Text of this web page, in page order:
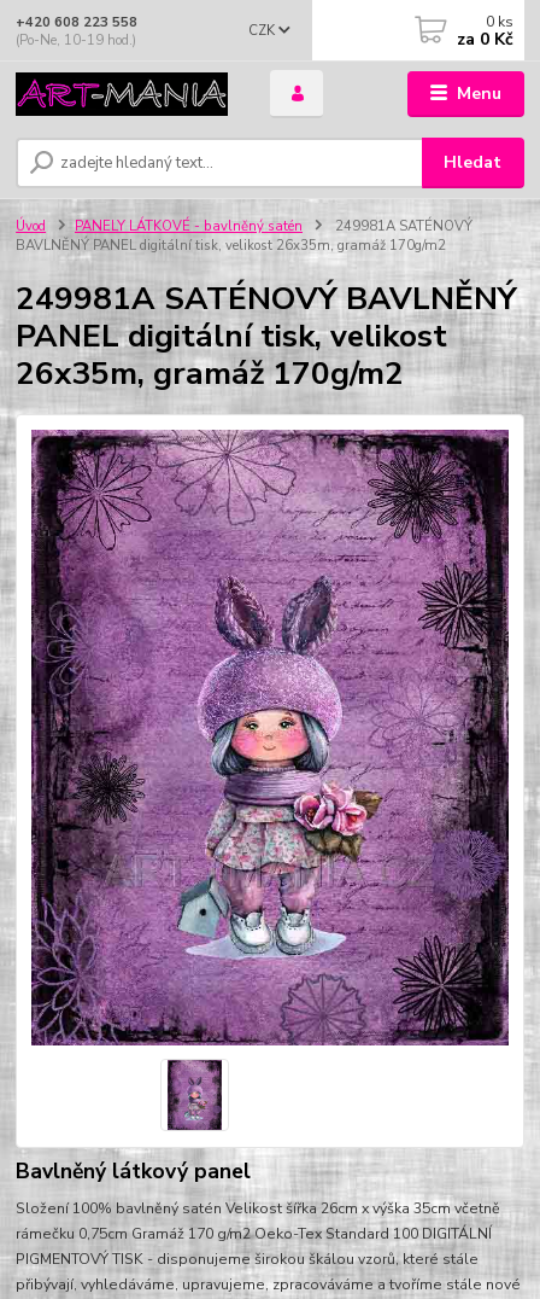
Menu
CZK
Hledat
+420 608 223 558
(Po-Ne, 10-19 hod.)
0 ks
za 0 Kč
Úvod PANELY LÁTKOVÉ - bavlněný satén
249981A SATÉNOVÝ
BAVLNĚNÝ PANEL digitální tisk, velikost 26x35m, gramáž 170g/m2
249981A SATÉNOVÝ BAVLNĚNÝ
PANEL digitální tisk, velikost
26x35m, gramáž 170g/m2
Bavlněný látkový panel
Složení 100% bavlněný satén Velikost šířka 26cm x výška 35cm včetně
rámečku 0,75cm Gramáž 170 g/m2 Oeko-Tex Standard 100 DIGITÁLNÍ
PIGMENTOVÝ TISK - disponujeme širokou škálou vzorů, které stále
přibývají, vyhledáváme, upravujeme, zpracováváme a tvoříme stále nové